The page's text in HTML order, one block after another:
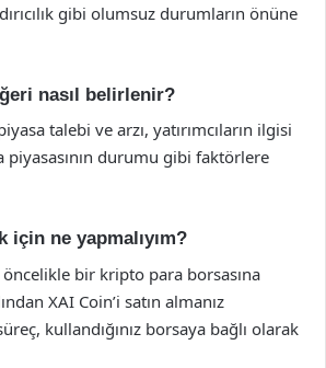
gibi olumsuz durumların önüne
nasıl belirlenir?
talebi ve arzı, yatırımcıların ilgisi
durumu gibi faktörlere
için ne yapmalıyım?
bir kripto para borsasına
XAI Coin’i satın almanız
kullandığınız borsaya bağlı olarak